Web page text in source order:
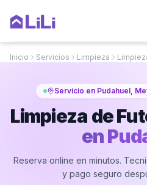
Inicio Servicios Limpieza
Servicio en Pudahuel,
Limpieza de
en
Reserva online en minutos.
y pago seguro